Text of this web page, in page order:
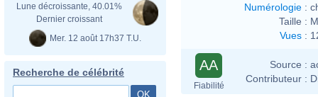
Lune décroissante, 40.01%
Dernier croissant
Mer. 12 août 17h37 T.U.
Recherche de célébrité
Numérologie :
Taille :
Vues :
AA
Fiabilité
Source :
Contributeur :